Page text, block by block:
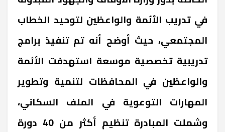
في تدريب الأئمة والواعظين لتوحيد الخطاب
المجتمعي، حيث أوضح أنه تم تنفيذ برامج
تدريبية تخصصية موسعة استهدفت الأئمة
والواعظين في المحافظات لتنمية وتطوير
المهارات التوعوية في الملف السكاني،
وشملت المبادرة تنظيم أكثر من 40 دورة